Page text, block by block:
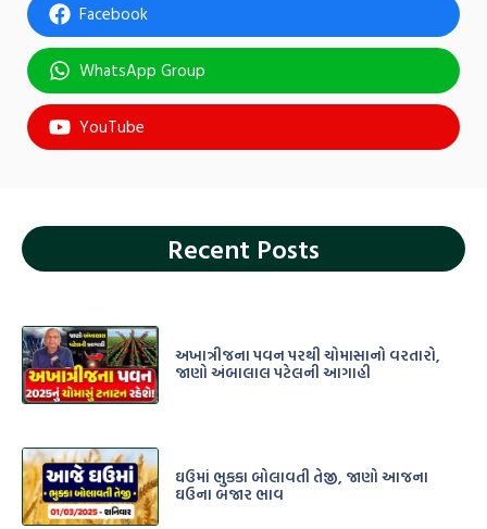
Facebook
WhatsApp Group
YouTube
Recent Posts
અખાત્રીજના પવન પરથી ચોમાસાનો વરતારો,
જાણો અંબાલાલ પટેલની આગાહી
ઘઉમાં ભુકકા બોલાવતી તેજી, જાણો આજના
ઘઉના બજાર ભાવ